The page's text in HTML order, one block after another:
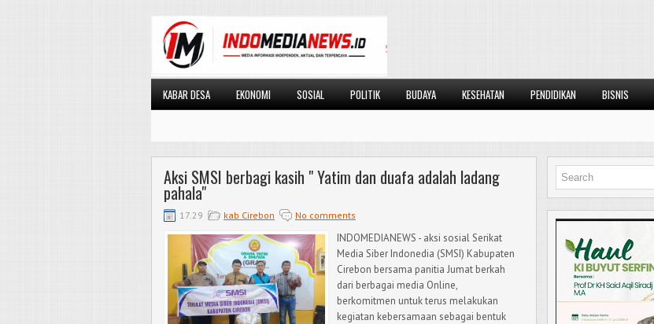
KABAR DESA EKONOMI SOSIAL POLITIK BUDAYA KESEHATAN PENDIDIKAN BISNIS
Aksi SMSI berbagi kasih " Yatim dan duafa adalah ladang
pahala"
17.29 kab Cirebon No comments
INDOMEDIANEWS - aksi sosial Serikat
Media Siber Indonedia (SMSI) Kabupaten
Cirebon bersama panitia Jumat berkah
dari berbagai media Online,
berkomitmen untuk terus melakukan
kegiatan kebersamaan sebagai bentuk